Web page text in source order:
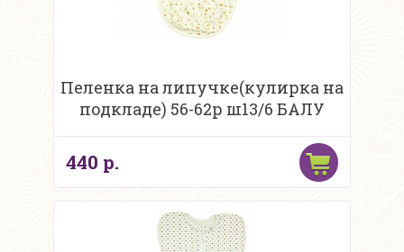
Пеленка на липучке(кулирка на
подкладе) 56-62р ш13/6 БАЛУ
440 р.